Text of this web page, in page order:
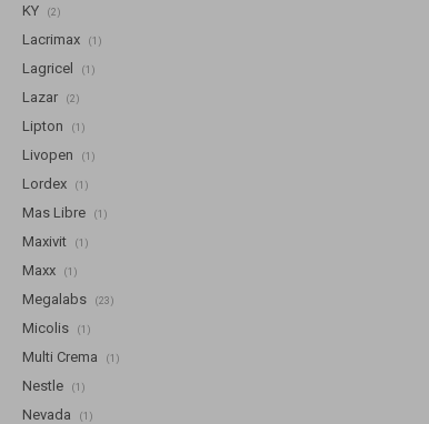
KY (2)
Lacrimax (1)
Lagricel (1)
Lazar (2)
Lipton (1)
Livopen (1)
Lordex (1)
Mas Libre (1)
Maxivit (1)
Maxx (1)
Megalabs (23)
Micolis (1)
Multi Crema (1)
Nestle (1)
Nevada (1)